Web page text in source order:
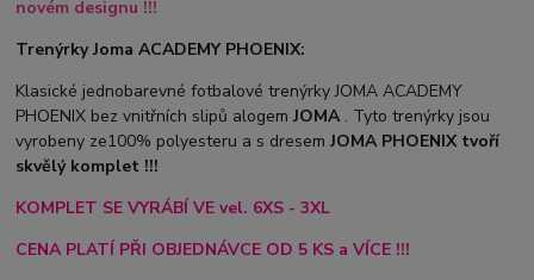
novém designu !!!
Trenýrky Joma ACADEMY PHOENIX:
Klasické jednobarevné fotbalové trenýrky JOMA ACADEMY
PHOENIX bez vnitřních slipů alogem JOMA . Tyto trenýrky jsou
vyrobeny ze100% polyesteru a s dresemJOMA PHOENIX tvoří
skvělý komplet !!!
KOMPLET SE VYRÁBÍ VE vel. 6XS - 3XL
CENA PLATÍ PŘI OBJEDNÁVCE OD 5 KS a VÍCE !!!